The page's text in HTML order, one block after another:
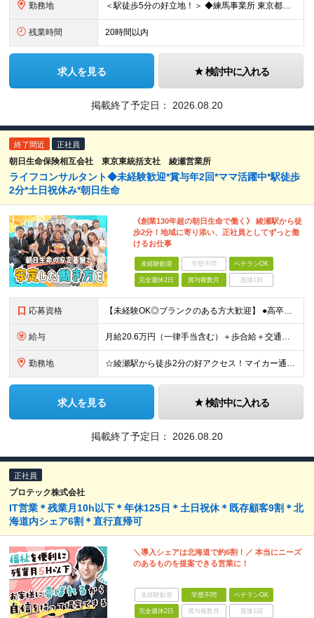
勤務地 ＜駅徒歩5分の好立地！＞ ◆練馬事業所 東京都練馬区豊玉北5丁目29番8号 ◆共栄事業所 東京都練馬区豊玉北6-15-14 共栄ビル3階 ◆神奈川事業所 神奈川県横浜市中区長者町5丁目85番
残業時間 20時間以内
求人を見る 検討中に入れる
掲載終了予定日： 2026.08.20
終了間近 正社員
朝日生命保険相互会社 東京東統括支社 綾瀬営業所
ライフコンサルタント◆未経験歓迎*賞与年2回*ママ活躍中*駅徒歩
2分*土日祝休み*朝日生命
《創業130年超の朝日生命で働く》 綾瀬駅から徒
歩2分！地域に寄り添い、正社員としてずっと働
けるお仕事
未経験歓迎 学歴不問 ベテランOK
完全週休2日 賞与複数月 面接1回
応募資格 【未経験OK◎ブランクのある方大歓迎】 ●高卒以上の方 ★家庭と両立しながら正社員として働きたい方、人と話すのが好きな方、誰かの役に立つ仕事がしたい方を歓迎します！
給与 月給20.6万円（一律手当含む）＋歩合給＋交通費 ※月給は入社2ヶ月目の金額で、一律手当を含みます（固定残業代ではありません！） ※手当・給与の支給に一定の要件あり ※試用期間約1ヶ月あり（期間中は
勤務地 ☆綾瀬駅から徒歩2分の好アクセス！マイカー通勤OK◎ 《綾瀬営業所》東京都足立区綾瀬3丁目2-5 ※(変更の範囲)上記を除く当社関連勤務地
求人を見る 検討中に入れる
掲載終了予定日： 2026.08.20
正社員
プロテック株式会社
IT営業＊残業月10h以下＊年休125日＊土日祝休＊既存顧客9割＊北
海道内シェア6割＊直行直帰可
＼導入シェアは北海道で約6割！／ 本当にニーズ
のあるものを提案できる営業に！
未経験歓迎 学歴不問 ベテランOK
完全週休2日 賞与複数月 面接1回